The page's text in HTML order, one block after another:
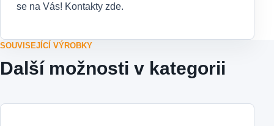
se na Vás! Kontakty zde.
SOUVISEJÍCÍ VÝROBKY
Další možnosti v kategorii